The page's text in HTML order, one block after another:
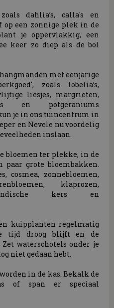
dahlia’s, calla's en
een zonnige plek in de
je oppervlakkig, een
keer zo diep als de bol
met eenjarige
zoals lobelia’s,
liesjes, margrieten,
en potgeraniums
je in ons tuincentrum in
en Nevele nu voordelig
inslaan.
bloemen ter plekke, in de
grote bloembakken.
cosmea, zonnebloemen,
klaprozen,
Indische kers en
kuipplanten regelmatig
tijd droog blijft en de
waterschotels onder je
niet gedaan hebt.
in de kas. Bekalk de
of span er speciaal